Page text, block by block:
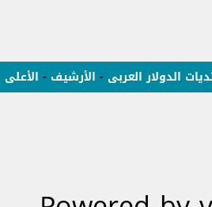
الدولار العربى - الأرشيف - الأعلى